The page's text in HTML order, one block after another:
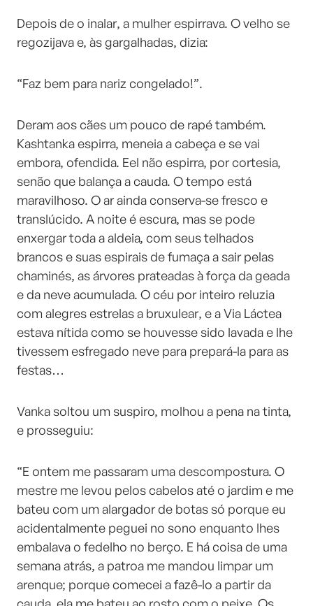
Depois de o inalar, a mulher espirrava. O velho se
regozijava e, às gargalhadas, dizia:
“Faz bem para nariz congelado!”.
Deram aos cães um pouco de rapé também.
Kashtanka espirra, meneia a cabeça e se vai
embora, ofendida. Eel não espirra, por cortesia,
senão que balança a cauda. O tempo está
maravilhoso. O ar ainda conserva-se fresco e
translúcido. A noite é escura, mas se pode
enxergar toda a aldeia, com seus telhados
brancos e suas espirais de fumaça a sair pelas
chaminés, as árvores prateadas à força da geada
e da neve acumulada. O céu por inteiro reluzia
com alegres estrelas a bruxulear, e a Via Láctea
estava nítida como se houvesse sido lavada e lhe
tivessem esfregado neve para prepará-la para as
festas…
Vanka soltou um suspiro, molhou a pena na tinta,
e prosseguiu:
“E ontem me passaram uma descompostura. O
mestre me levou pelos cabelos até o jardim e me
bateu com um alargador de botas só porque eu
acidentalmente peguei no sono enquanto lhes
embalava o fedelho no berço. E há coisa de uma
semana atrás, a patroa me mandou limpar um
arenque; porque comecei a fazê-lo a partir da